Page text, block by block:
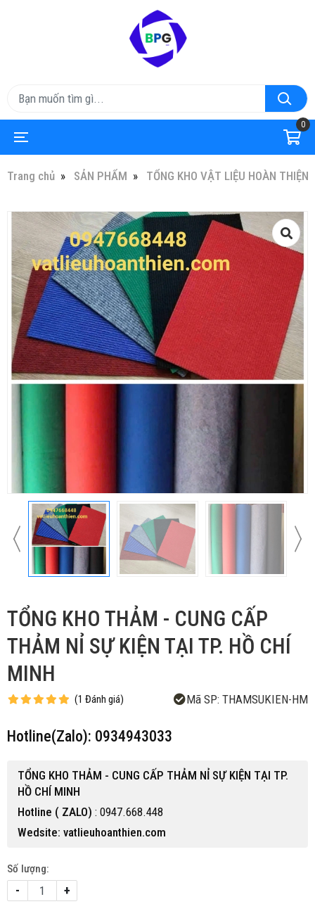
0
Trang chủ SẢN PHẨM TỔNG KHO VẬT LIỆU HOÀN THIỆN
TỔNG KHO THẢM - CUNG CẤP
THẢM NỈ SỰ KIỆN TẠI TP. HỒ CHÍ
MINH
(1 Đánh giá) Mã SP: THAMSUKIEN-HM
Hotline(Zalo): 0934943033
TỔNG KHO THẢM - CUNG CẤP THẢM NỈ SỰ KIỆN TẠI TP.
HỒ CHÍ MINH
Hotline ( ZALO) : 0947.668.448
Wedsite: vatlieuhoanthien.com
Số lượng:
- +